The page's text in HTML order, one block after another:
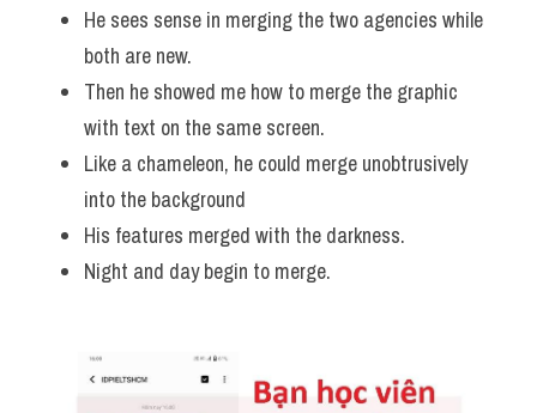
He sees sense in merging the two agencies while
both are new.
Then he showed me how to merge the graphic
with text on the same screen.
Like a chameleon, he could merge unobtrusively
into the background
His features merged with the darkness.
Night and day begin to merge.